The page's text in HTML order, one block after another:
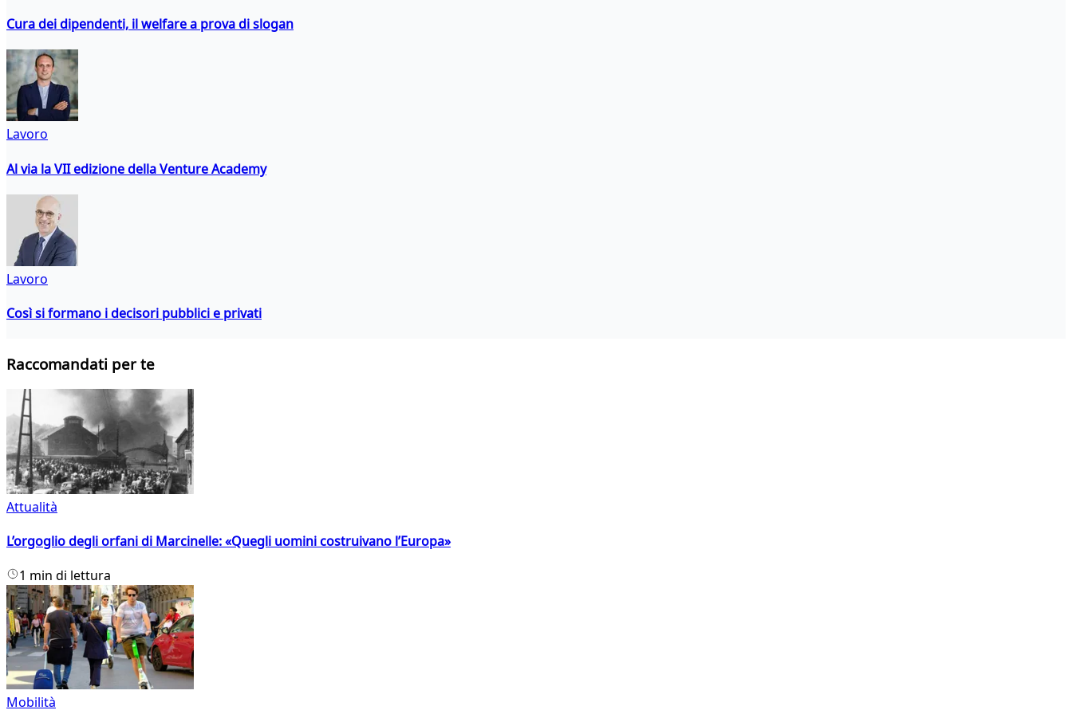
Cura dei dipendenti, il welfare a prova di slogan
Lavoro
Al via la VII edizione della Venture Academy
Lavoro
Così si formano i decisori pubblici e privati
Raccomandati per te
Attualità
L’orgoglio degli orfani di Marcinelle: «Quegli uomini costruivano l’Europa»
1 min di lettura
Mobilità